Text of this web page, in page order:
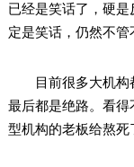
已经是笑话了，硬
定是笑话，仍然不管
目前很多大机构都
最后都是绝路。看
型机构的老板给熬死